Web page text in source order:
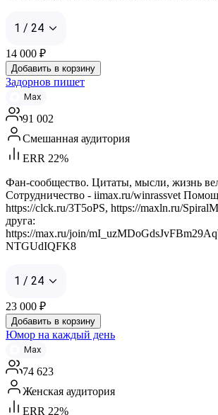
1 / 24
14 000 ₽
Добавить в корзину
Задорнов пишет
Max
91 002
Смешанная аудитория
ERR 22%
Фан-сообщество. Цитаты, мысли, жизнь
Сотрудничество - iimax.ru/winrassvet
https://clck.ru/3T5oPS, https://maxln.ru/
друга:
https://max.ru/join/
NTGUdIQFK8
1 / 24
23 000 ₽
Добавить в корзину
Юмор на каждый день
Max
74 623
Женская аудитория
ERR 22%